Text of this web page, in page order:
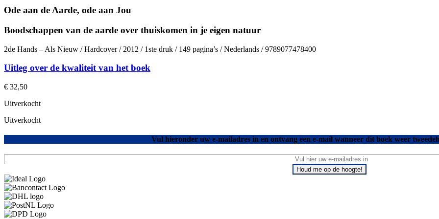
Ode aan de Aarde, ode aan Jou
Boodschappen van de aarde over thuiskomen in je eigen natuur
2de Hands – Als Nieuw / Hardcover / 2012 / 1ste druk / 149 pagina’s / Nederlands / 9789077478400
Uitleg over de kwaliteit van het boek
€ 32,50
Uitverkocht
Uitverkocht
Vul hieronder uw e-mailadres in en ontvang een e-mail wanneer dit boek weer
Houd me op de hoogte!